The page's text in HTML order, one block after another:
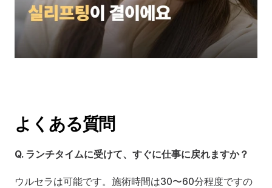
よくある質問
Q. ランチタイムに受けて、すぐに仕事に戻れますか？
ウルセラは可能です。施術時間は30〜60分程度ですの